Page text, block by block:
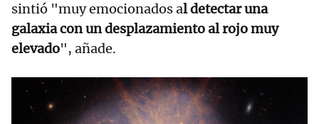
sintió "muy emocionados al detectar una
galaxia con un desplazamiento al rojo muy
elevado", añade.